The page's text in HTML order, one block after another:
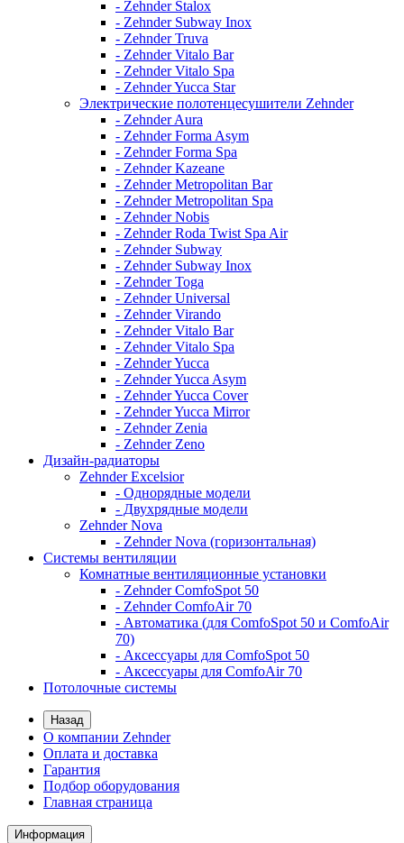
- Zehnder Stalox
- Zehnder Subway Inox
- Zehnder Truva
- Zehnder Vitalo Bar
- Zehnder Vitalo Spa
- Zehnder Yucca Star
Электрические полотенцесушители Zehnder
- Zehnder Aura
- Zehnder Forma Asym
- Zehnder Forma Spa
- Zehnder Kazeane
- Zehnder Metropolitan Bar
- Zehnder Metropolitan Spa
- Zehnder Nobis
- Zehnder Roda Twist Spa Air
- Zehnder Subway
- Zehnder Subway Inox
- Zehnder Toga
- Zehnder Universal
- Zehnder Virando
- Zehnder Vitalo Bar
- Zehnder Vitalo Spa
- Zehnder Yucca
- Zehnder Yucca Asym
- Zehnder Yucca Cover
- Zehnder Yucca Mirror
- Zehnder Zenia
- Zehnder Zeno
Дизайн-радиаторы
Zehnder Excelsior
- Однорядные модели
- Двухрядные модели
Zehnder Nova
- Zehnder Nova (горизонтальная)
Системы вентиляции
Комнатные вентиляционные установки
- Zehnder ComfoSpot 50
- Zehnder ComfoAir 70
- Автоматика (для ComfoSpot 50 и ComfoAir
70)
- Аксессуары для ComfoSpot 50
- Аксессуары для ComfoAir 70
Потолочные системы
Назад
О компании Zehnder
Оплата и доставка
Гарантия
Подбор оборудования
Главная страница
Информация